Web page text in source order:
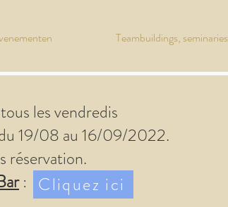
Teambuildings, seminaries
les vendredis
19/08 au 16/09/2022.
réservation.
: Cliquez ici